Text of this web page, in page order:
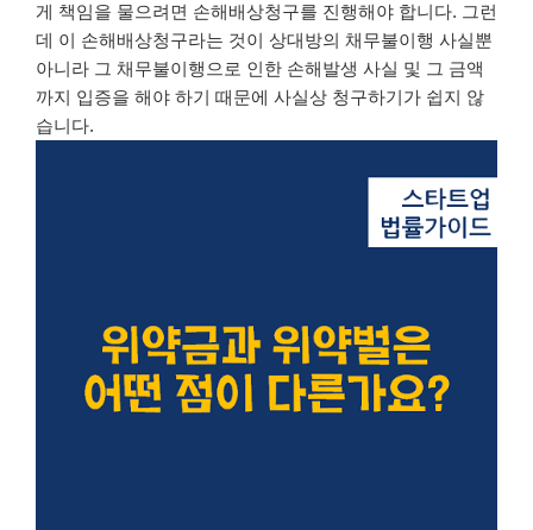
게 책임을 물으려면 손해배상청구를 진행해야 합니다. 그런
데 이 손해배상청구라는 것이 상대방의 채무불이행 사실뿐
아니라 그 채무불이행으로 인한 손해발생 사실 및 그 금액
까지 입증을 해야 하기 때문에 사실상 청구하기가 쉽지 않
습니다.